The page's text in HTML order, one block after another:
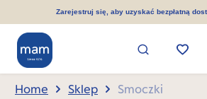
zawartościZarejestruj się, aby uzyskać bezpłatną
Home Sklep Smoczki